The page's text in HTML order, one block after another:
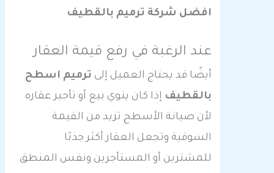
افضل شركة ترميم بالقطيف
عند الرغبة في رفع قيمة العقار
أيضًا قد يحتاج العميل إلىترميم اسطح
بالقطيفإذا كان ينوي بيع أو تأجير عقاره
لأن صيانة الأسطح تزيد من القيمة
السوقية وتجعل العقار أكثر جذبًا
للمشترين أو المستأجرين ونفس المنطق